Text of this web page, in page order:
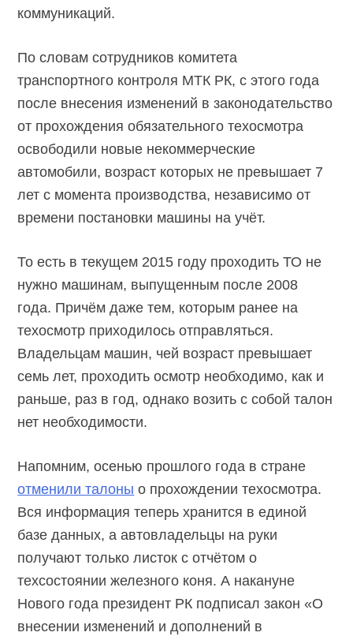
коммуникаций.
По словам сотрудников комитета
транспортного контроля МТК РК, с этого года
после внесения изменений в законодательство
от прохождения обязательного техосмотра
освободили новые некоммерческие
автомобили, возраст которых не превышает 7
лет с момента производства, независимо от
времени постановки машины на учёт.
То есть в текущем 2015 году проходить ТО не
нужно машинам, выпущенным после 2008
года. Причём даже тем, которым ранее на
техосмотр приходилось отправляться.
Владельцам машин, чей возраст превышает
семь лет, проходить осмотр необходимо, как и
раньше, раз в год, однако возить с собой талон
нет необходимости.
Напомним, осенью прошлого года в стране
отменили талоны о прохождении техосмотра.
Вся информация теперь хранится в единой
базе данных, а автовладельцы на руки
получают только листок с отчётом о
техсостоянии железного коня. А накануне
Нового года президент РК подписал закон «О
внесении изменений и дополнений в